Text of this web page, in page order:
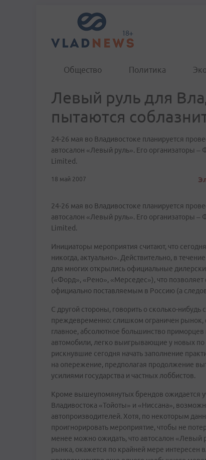
Общество Политика
Левый руль для
пытаются
24-26 мая во Владивостоке планируется
автосалон «Левый руль». Его организаторы
Limited.
18 май 2007
24-26 мая во Владивостоке планируется
автосалон «Левый руль». Его организаторы
Limited.
Инициаторы мероприятия считают, что
никогда, актуально». Действительно, в
для многих открылись официальные
(«Форд», «Рено», «Мерседес»), что
официально поставляемым в Россию (а
С другой стороны, говорить о сколько-
преждевременно: слишком ограничен рынок,
главное, абсолютное большинство
автомобили, легко выигрывающие у новых
рискнувшие сегодня начать заполнение
на опережение, предполагая продолжение
усилиями государства и частных лоббистов.
Кроме вышеупомянутых брендов ожидается
Владивостока «Тойоты» и «Ниссана»,
автопроизводителей. Хотя, по некоторым
проигнорировать мероприятие, чтобы не
менее можно ожидать, что автосалон «Левый
рынка, окажется по крайней мере интересен